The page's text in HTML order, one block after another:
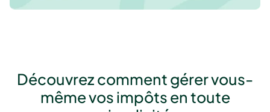
Découvrez comment gérer vous-
même vos impôts en toute